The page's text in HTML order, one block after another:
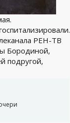
РЕН-ТВ
Бородиной,
подругой,